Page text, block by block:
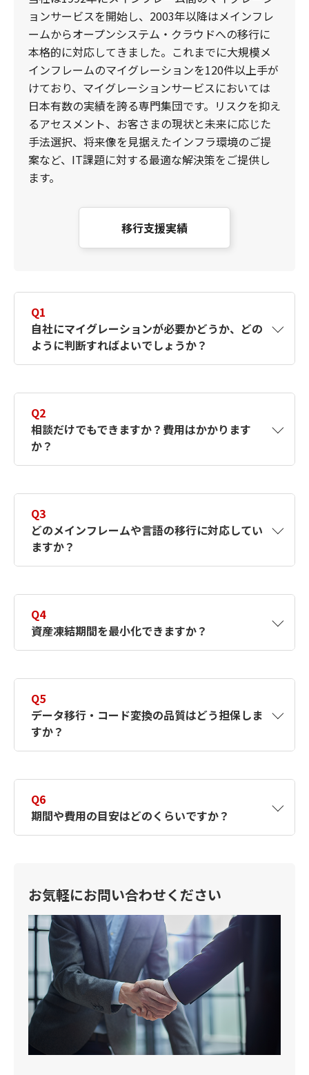
ョンサービスを開始し、2003年以降はメインフレ
ームからオープンシステム・クラウドへの移行に
本格的に対応してきました。これまでに大規模メ
インフレームのマイグレーションを120件以上手が
けており、マイグレーションサービスにおいては
日本有数の実績を誇る専門集団です。リスクを抑え
るアセスメント、お客さまの現状と未来に応じた
手法選択、将来像を見据えたインフラ環境のご提
案など、IT課題に対する最適な解決策をご提供し
ます。
移行支援実績
Q1
自社にマイグレーションが必要かどうか、どの
ように判断すればよいでしょうか？
スメントからご支援します。お気軽にご相談
Q2
相談だけでもできますか？費用はかかります
か？
ご利用ください。
Q3
どのメインフレームや言語の移行に対応してい
ますか？
IDLⅡ、COBOL/Sなど第四世代言語のコンバ
ージョンに対応しています。
Q4
資産凍結期間を最小化できますか？
行稼働やリハーサルを計画し、段階的に移行する
ことが可能です。
Q5
データ移行・コード変換の品質はどう担保しま
すか？
イズした専用ツールを用いて、機械化により
信頼性を確保します。変更されたデータ資産
は再変換が可能なものです。資産凍結期間を
Q6
期間や費用の目安はどのくらいですか？
前に評価・分析し、作業範囲を見定めた上
で、スケジュールと概算をご提示します。
お気軽にお問い合わせください